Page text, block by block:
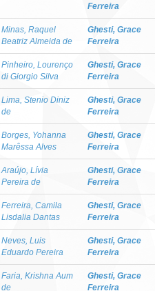
Ferreira
Minas, Raquel
Beatriz Almeida de
Ghesti, Grace
Ferreira
Pinheiro, Lourenço
di Giorgio Silva
Ghesti, Grace
Ferreira
Lima, Stenio Diniz
de
Ghesti, Grace
Ferreira
Borges, Yohanna
Marêssa Alves
Ghesti, Grace
Ferreira
Araújo, Lívia
Pereira de
Ghesti, Grace
Ferreira
Ferreira, Camila
Lisdalia Dantas
Ghesti, Grace
Ferreira
Neves, Luis
Eduardo Pereira
Ghesti, Grace
Ferreira
Faria, Krishna Aum
de
Ghesti, Grace
Ferreira